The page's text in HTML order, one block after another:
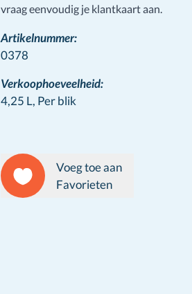
vraag eenvoudig je klantkaart aan.
Artikelnummer:
0378
Verkoophoeveelheid:
4,25 L, Per blik
Voeg toe aan
Favorieten